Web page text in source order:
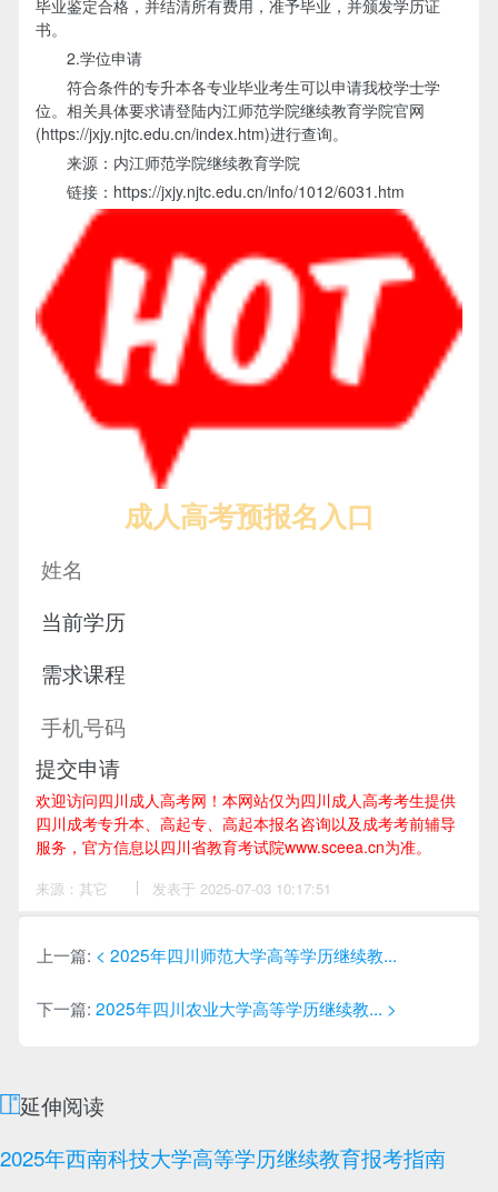
毕业鉴定合格，并结清所有费用，准予毕业，并颁发学历证
书。
2.学位申请
符合条件的专升本各专业毕业考生可以申请我校学士学
位。相关具体要求请登陆内江师范学院继续教育学院官网
(https://jxjy.njtc.edu.cn/index.htm)进行查询。
来源：内江师范学院继续教育学院
链接：https://jxjy.njtc.edu.cn/info/1012/6031.htm
成人高考预报名入口
提交申请
欢迎访问四川成人高考网！ 本网站仅为四川成人高考考生提供
四川成考专升本、高起专、高起本报名咨询以及成考考前辅导
服务，官方信息以四川省教育考试院www.sceea.cn为准。
来源：其它
李
师
发表于 2025-07-03 10:17:51
上一篇: < 2025年四川师范大学高等学历继续教...
下一篇:2025年四川农业大学高等学历继续教... >
延伸阅读
2025年西南科技大学高等学历继续教育报考指南